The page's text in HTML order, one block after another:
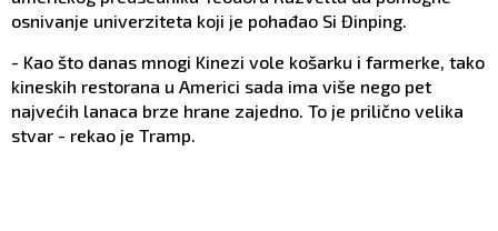
osnivanje univerziteta koji je pohađao Si Đinping.
- Kao što danas mnogi Kinezi vole košarku i farmerke, tako
kineskih restorana u Americi sada ima više nego pet
najvećih lanaca brze hrane zajedno. To je prilično velika
stvar - rekao je Tramp.